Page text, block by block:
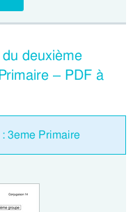
deuxième
– PDF à
3eme Primaire